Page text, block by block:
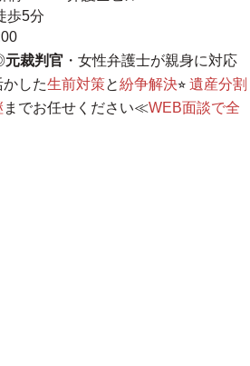
歩5分
元裁判官 ・女性弁護士が親身に対応
した生前対策と紛争解決⭐︎ 遺産分割
までお任せください≪WEB面談で全